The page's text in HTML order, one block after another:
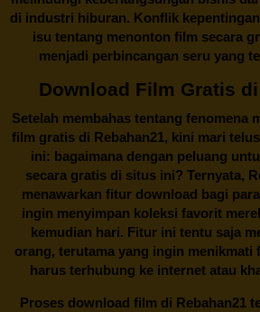
di industri hiburan. Konflik
isu tentang menonton film secara
menjadi perbincangan seru yang
Download Film Gratis di
Setelah membahas tentang fenomena
film gratis di Rebahan21, kini mari
ini: bagaimana dengan peluang
secara gratis di situs ini? Ternyata,
menawarkan fitur download bagi
ingin menyimpan koleksi favorit
kemudian hari. Fitur ini tentu saja
orang, terutama yang ingin
harus terhubung ke internet atau
Proses download film di Rebahan21